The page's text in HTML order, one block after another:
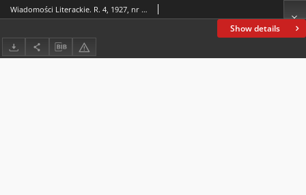
Show details
Wiadomości Literackie. R. 4, 1927, nr 39 (195), 25 IX